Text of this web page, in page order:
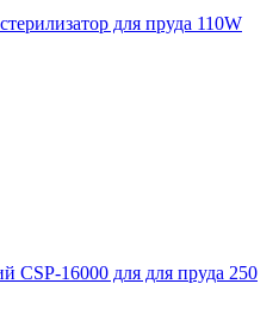
для пруда 110W
CSP-16000 для для пруда 250